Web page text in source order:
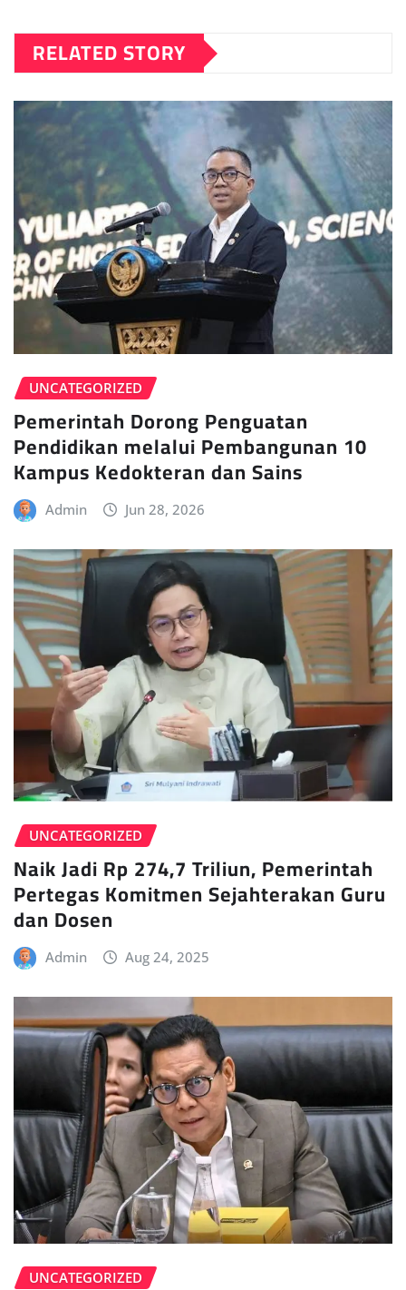
RELATED STORY
UNCATEGORIZED
Pemerintah Dorong Penguatan
Pendidikan melalui Pembangunan 10
Kampus Kedokteran dan Sains
Admin Jun 28, 2026
UNCATEGORIZED
Naik Jadi Rp 274,7 Triliun, Pemerintah
Pertegas Komitmen Sejahterakan Guru
dan Dosen
Admin Aug 24, 2025
UNCATEGORIZED